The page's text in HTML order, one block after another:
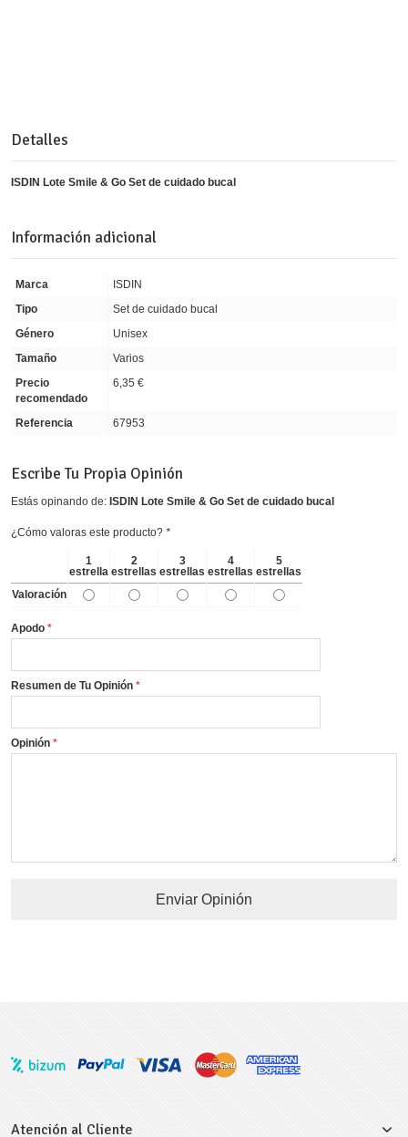
Detalles
ISDIN Lote Smile & Go Set de cuidado bucal
Información adicional
Marca
ISDIN
Tipo
Set de cuidado bucal
Género
Unisex
Tamaño
Varios
Precio
recomendado
6,35 €
Referencia 67953
Escribe Tu Propia Opinión
Estás opinando de: ISDIN Lote Smile & Go Set de cuidado bucal
¿Cómo valoras este producto? *
1
estrella
2
estrellas
3
estrellas
4
estrellas
5
estrellas
Valoración
Apodo
Resumen de Tu Opinión
Opinión
Enviar Opinión
Atención al Cliente